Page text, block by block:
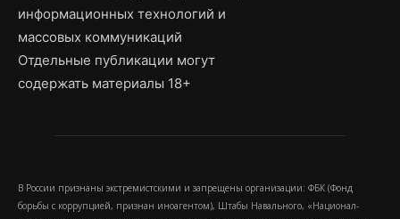
информационных технологий и
массовых коммуникаций
Отдельные публикации могут
содержать материалы 18+
В России признаны экстремистскими и запрещены организации: ФБК (Фонд
борьбы с коррупцией, признан иноагентом), Штабы Навального, «Национал-